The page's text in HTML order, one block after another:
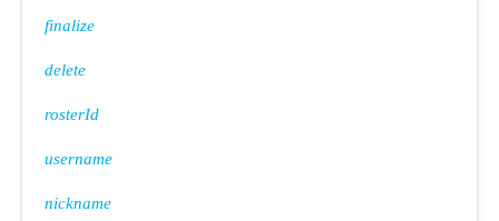
finalize
delete
rosterId
username
nickname